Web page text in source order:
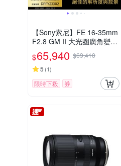
【Sony索尼】FE 16-35mm
F2.8 GM II 大光圈廣角變焦
鏡 SEL1635GM2 (公司貨
保固 24個月)
$65,940 $69,410
5 (1)
限時下殺 券